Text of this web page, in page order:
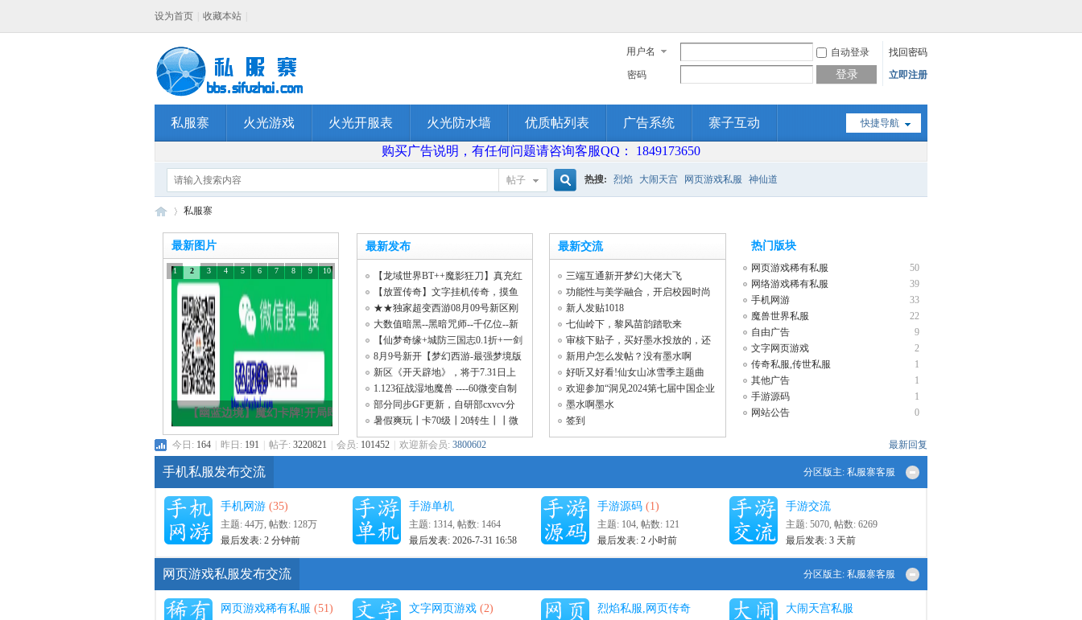
设为首页 收藏本站
用户名 自动登录
找回密码
密码
登录 立即注册
快捷导航
私服寨 火光游戏 火光开服表 火光防水墙 优质帖列表 广告系统 寨子互动
购买广告说明，有任何问题请咨询客服QQ： 1849173650
帖子
索
热搜: 烈焰 大闹天宫 网页游戏私服 神仙道
服
»
私服寨
最新图片
《黑月+王者之剑2+圣战传
说》登录七天送SSR
1 2 3 4 5 6 7 8 9 10
最新发布
【龙域世界BT++魔影狂刀】真充红
包，超高爆
【放置传奇】文字挂机传奇，摸鱼
复古聊天嗷
★★独家超变西游08月09号新区刚
刚开放★★
大数值暗黑--黑暗咒师--千亿位--新
增超多玩
【仙梦奇缘+城防三国志0.1折+一剑
永恒+霸者
8月9号新开【梦幻西游-最强梦境版
新区《开天辟地》，将于7.31日上
午10：00点
1.123征战湿地魔兽 ----60微变自制
金币服
部分同步GF更新，自研部cxvcv分
内容，玩家
暑假爽玩┃卡70级┃20转生┃┃微
变单刷┃┃
最新交流
三端互通新开梦幻大佬大飞
功能性与美学融合，开启校园时尚
新潮流！
新人发贴1018
七仙岭下，黎风苗韵踏歌来
审核下贴子，买好墨水投放的，还
没审核
新用户怎么发帖？没有墨水啊
好听又好看!仙女山冰雪季主题曲
《冬季到仙
欢迎参加“洞见2024第七届中国企业
服务年会
墨水啊墨水
签到
热门版块
50
网页游戏稀有私服
39
网络游戏稀有私服
33
手机网游
22
魔兽世界私服
9
自由广告
2
文字网页游戏
1
传奇私服,传世私服
1
其他广告
1
手游源码
0
网站公告
今日: 164 昨日: 191 帖子: 3220821 会员: 101452 欢迎新会员: 3800602 最新回复
分区版主: 私服寨客服
手机私服发布交流
手机网游 (35)
主题: 44万, 帖数: 128万
最后发表: 2 分钟前
手游单机
主题: 1314, 帖数: 1464
最后发表: 2026-7-31 16:58
手游源码 (1)
主题: 104, 帖数: 121
最后发表: 2 小时前
手游交流
主题: 5070, 帖数: 6269
最后发表: 3 天前
分区版主: 私服寨客服
网页游戏私服发布交流
网页游戏稀有私服 (51) 文字网页游戏 (2) 烈焰私服,网页传奇 大闹天宫私服